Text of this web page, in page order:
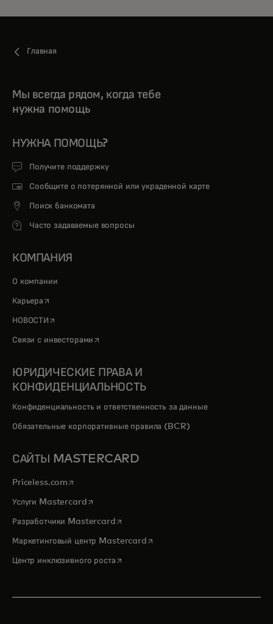
Главная
Мы всегда рядом, когда тебе
нужна помощь
НУЖНА ПОМОЩЬ?
Получите поддержку
Сообщите о потерянной или украденной карте
Поиск банкомата
Часто задаваемые вопросы
КОМПАНИЯ
О компании
Карьера opens in a new tab
НОВОСТИ opens in a new tab
Связи с инвесторами opens in a new tab
ЮРИДИЧЕСКИЕ ПРАВА И
КОНФИДЕНЦИАЛЬНОСТЬ
Конфиденциальность и ответственность за данные
Обязательные корпоративные правила (BCR)
САЙТЫ MASTERCARD
Priceless.com opens in a new tab
Услуги Mastercardopens in a new tab
Разработчики Mastercardopens in a new tab
Маркетинговый центр Mastercardopens in a new tab
Центр инклюзивного ростаopens in a new tab